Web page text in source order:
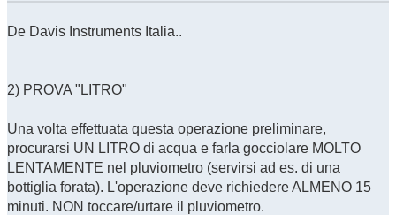
De Davis Instruments Italia..
2) PROVA "LITRO"
Una volta effettuata questa operazione preliminare,
procurarsi UN LITRO di acqua e farla gocciolare MOLTO
LENTAMENTE nel pluviometro (servirsi ad es. di una
bottiglia forata). L'operazione deve richiedere ALMENO 15
minuti. NON toccare/urtare il pluviometro.